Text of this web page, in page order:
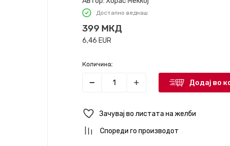
Достапно веднаш
399 МКД
6,46 EUR
Количина:
Додај во
Зачувај во листата на желби
Спореди го производот